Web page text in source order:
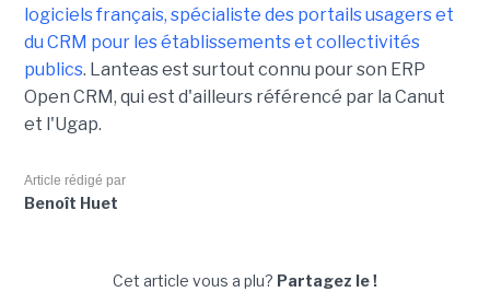
logiciels français, spécialiste des portails usagers et
du CRM pour les établissements et collectivités
publics. Lanteas est surtout connu pour son ERP
Open CRM, qui est d'ailleurs référencé par la Canut
et l'Ugap.
Article rédigé par
Benoît Huet
Cet article vous a plu? Partagez le !